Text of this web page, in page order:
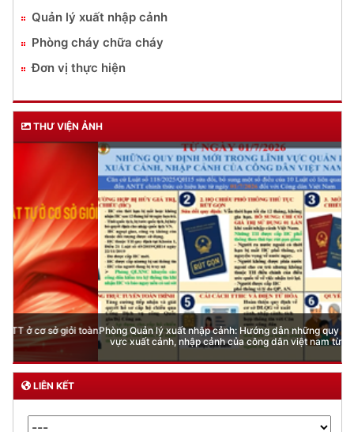
Quản lý xuất nhập cảnh
Phòng cháy chữa cháy
Đơn vị thực hiện
THƯ VIỆN ẢNH
Phòng Quản lý xuất nhập cảnh: Hướng dẫn những quy định mới trong lĩnh
vực xuất cảnh, nhập cảnh của công dân việt nam từ ngày 01/7/2026
LIÊN KẾT